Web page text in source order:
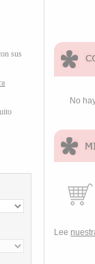
sus
No
Lee